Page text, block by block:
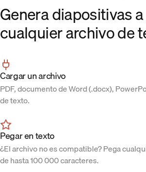
Genera diapositivas
cualquier archivo de
Cargar un archivo
PDF, documento de Word (.docx),
de texto.
Pegar en texto
¿El archivo no es compatible? Pega
de hasta 100 000 caracteres.